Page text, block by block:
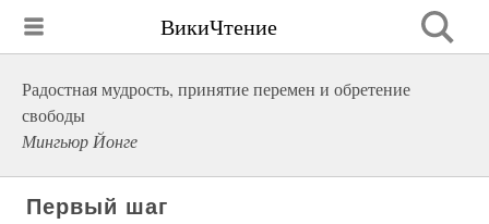
ВикиЧтение
Радостная мудрость, принятие перемен и обретение
свободы
Мингьюр Йонге
Первый шаг